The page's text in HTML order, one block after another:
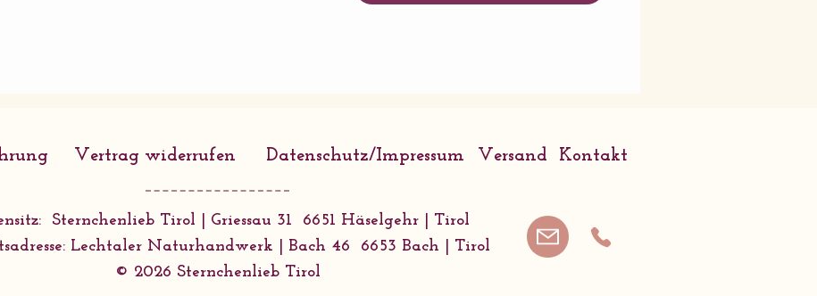
strukturierten Tafel gedruckt
Nachricht leer gelassen.
Die Karte wird mit einem
Vertrag widerrufen Datenschutz/Impressum Versand Kontakt
Sternchenlieb Tirol | Griessau 31 6651 Häselgehr | Tirol
Lechtaler Naturhandwerk | Bach 46 6653 Bach | Tirol
© 2026 Sternchenlieb Tirol